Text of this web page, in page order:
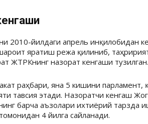
2010-йилдаги апрель инқилобидан
яратиш режа қилиниб,
ЖТРКнинг назорат кенгаши тузилган.
раҳбари, яна 5 кишини парламент,
тавсия этади. Назоратчи кенгаш
барча аъзолари ихтиёрий
4 йилга сайланади.